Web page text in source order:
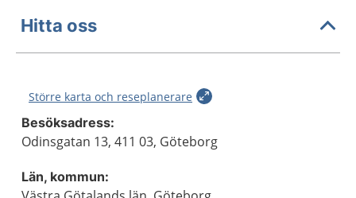
Hitta oss
Större karta och reseplanerare
Besöksadress:
Odinsgatan 13, 411 03, Göteborg
Län, kommun: